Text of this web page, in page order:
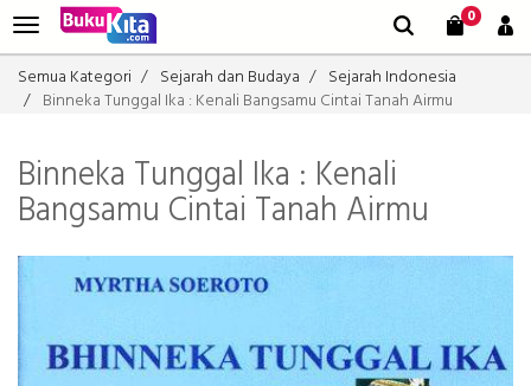
0
Semua Kategori Sejarah dan Budaya
Sejarah Indonesia
Binneka Tunggal Ika : Kenali Bangsamu Cintai Tanah Airmu
Binneka Tunggal Ika : Kenali
Bangsamu Cintai Tanah Airmu